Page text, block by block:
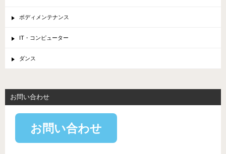
ボディメンテナンス
IT・コンピューター
ダンス
お問い合わせ
お問い合わせ